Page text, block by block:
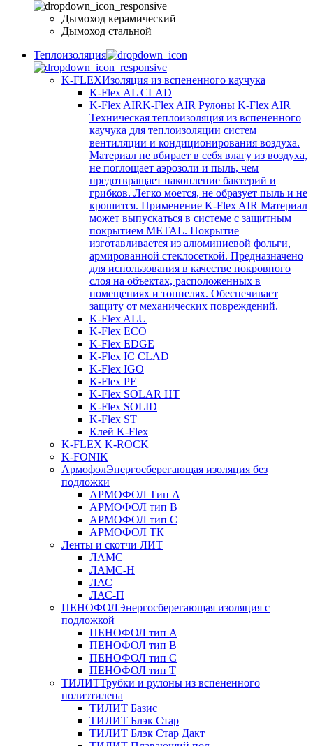
Дымоход керамический
Дымоход стальной
Теплоизоляция
K-FLEXИзоляция из вспененного каучука
K-Flex AL CLAD
K-Flex AIRK-Flex AIR Рулоны K-Flex AIR
Техническая теплоизоляция из вспененного
каучука для теплоизоляции систем
вентиляции и кондиционирования воздуха.
Материал не вбирает в себя влагу из воздуха,
не поглощает аэрозоли и пыль, чем
предотвращает накопление бактерий и
грибков. Легко моется, не образует пыль и не
крошится. Применение K-Flex AIR Материал
может выпускаться в системе c защитным
покрытием METAL. Покрытие
изготавливается из алюминиевой фольги,
армированной стеклосеткой. Предназначено
для использования в качестве покровного
слоя на объектах, расположенных в
помещениях и тоннелях. Обеспечивает
защиту от механических повреждений.
K-Flex ALU
K-Flex ECO
K-Flex EDGE
K-Flex IC CLAD
K-Flex IGO
K-Flex PE
K-Flex SOLAR HT
K-Flex SOLID
K-Flex ST
Клей K-Flex
K-FLEX K-ROCK
K-FONIK
АрмофолЭнергосберегающая изоляция без
подложки
АРМОФОЛ Тип А
АРМОФОЛ тип В
АРМОФОЛ тип C
АРМОФОЛ ТК
Ленты и скотчи ЛИТ
ЛАМС
ЛАМС-Н
ЛАС
ЛАС-П
ПЕНОФОЛЭнергосберегающая изоляция с
подложкой
ПЕНОФОЛ тип А
ПЕНОФОЛ тип B
ПЕНОФОЛ тип C
ПЕНОФОЛ тип T
ТИЛИТТрубки и рулоны из вспененного
полиэтилена
ТИЛИТ Базис
ТИЛИТ Блэк Стар
ТИЛИТ Блэк Стар Дакт